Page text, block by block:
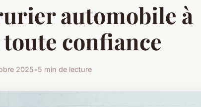
automobile à
confiance
2025•5 min de lecture